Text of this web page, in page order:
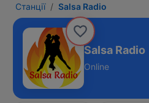
Станції Salsa Radio
Salsa Radio
Online